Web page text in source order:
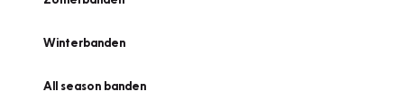
Winterbanden
All season banden